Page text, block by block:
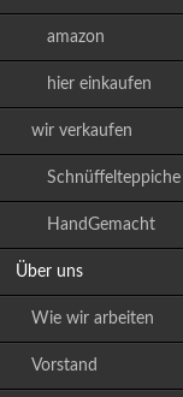
amazon
hier einkaufen
wir verkaufen
Schnüffelteppiche
HandGemacht
Über uns
Wie wir arbeiten
Vorstand